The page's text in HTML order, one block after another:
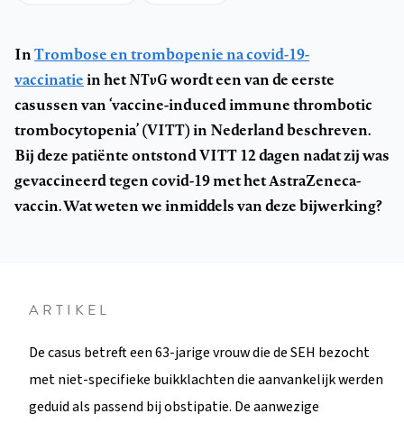
InTrombose en trombopenie na covid-19-
vaccinatiein hetNTvGwordt een van de eerste
casussen van ‘vaccine-induced immune thrombotic
trombocytopenia’ (VITT) in Nederland beschreven.
Bij deze patiënte ontstond VITT 12 dagen nadat zij was
gevaccineerd tegen covid-19 met het AstraZeneca-
vaccin. Wat weten we inmiddels van deze bijwerking?
ARTIKEL
De casus betreft een 63-jarige vrouw die de SEH bezocht
met niet-specifieke buikklachten die aanvankelijk werden
geduid als passend bij obstipatie. De aanwezige